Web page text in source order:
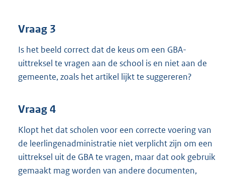
Vraag 3
Is het beeld correct dat de keus om een GBA-
uittreksel te vragen aan de school is en niet aan de
gemeente, zoals het artikel lijkt te suggereren?
Vraag 4
Klopt het dat scholen voor een correcte voering van
de leerlingenadministratie niet verplicht zijn om een
uittreksel uit de GBA te vragen, maar dat ook gebruik
gemaakt mag worden van andere documenten,